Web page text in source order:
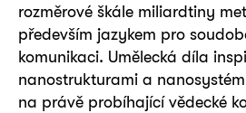
rozměrové škále miliardtiny
především jazykem pro
komunikaci. Umělecká díla
nanostrukturami a
na právě probíhající vědecké